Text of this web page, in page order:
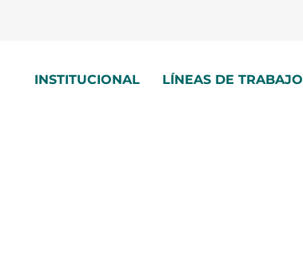
INSTITUCIONAL LÍNEAS DE TRABAJO